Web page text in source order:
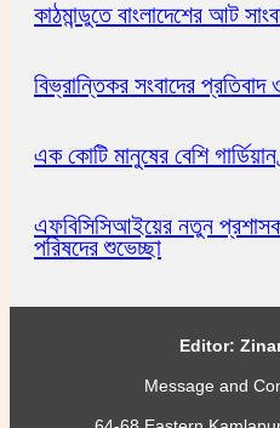
কাঠমান্ডুতে বাংলাদেশের আট
বিভ্রান্তিকর সংবাদের
এক কোটি মানুষের বেশি
এফবিসিসিআইয়ের নতুন
পরিষদের শুভেচ্ছা
Editor:
Message and